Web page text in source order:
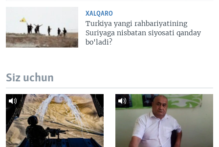
XALQARO
Turkiya yangi rahbariyatining
Suriyaga nisbatan siyosati qanday
bo'ladi?
Siz uchun